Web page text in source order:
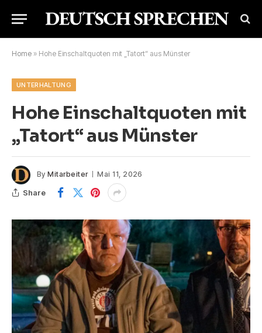
Home » Hohe Einschaltquoten mit „Tatort“ aus Münster
UNTERHALTUNG
Hohe Einschaltquoten mit
„Tatort“ aus Münster
By Mitarbeiter Mai 11, 2026
Share